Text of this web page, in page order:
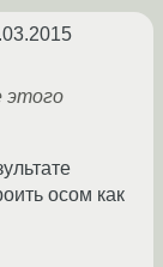
этого
осом как